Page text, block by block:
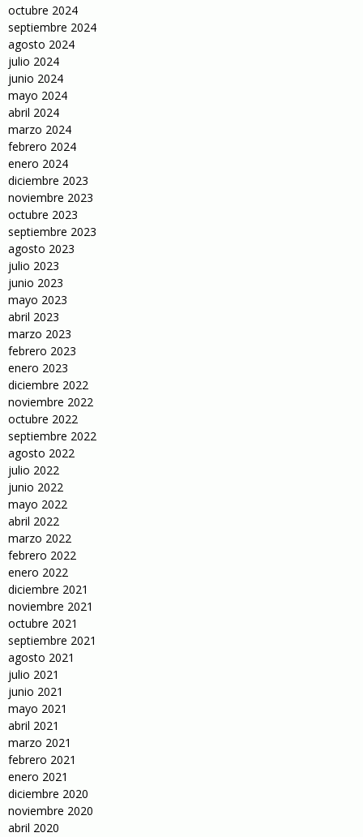
octubre 2024
septiembre 2024
agosto 2024
julio 2024
junio 2024
mayo 2024
abril 2024
marzo 2024
febrero 2024
enero 2024
diciembre 2023
noviembre 2023
octubre 2023
septiembre 2023
agosto 2023
julio 2023
junio 2023
mayo 2023
abril 2023
marzo 2023
febrero 2023
enero 2023
diciembre 2022
noviembre 2022
octubre 2022
septiembre 2022
agosto 2022
julio 2022
junio 2022
mayo 2022
abril 2022
marzo 2022
febrero 2022
enero 2022
diciembre 2021
noviembre 2021
octubre 2021
septiembre 2021
agosto 2021
julio 2021
junio 2021
mayo 2021
abril 2021
marzo 2021
febrero 2021
enero 2021
diciembre 2020
noviembre 2020
abril 2020